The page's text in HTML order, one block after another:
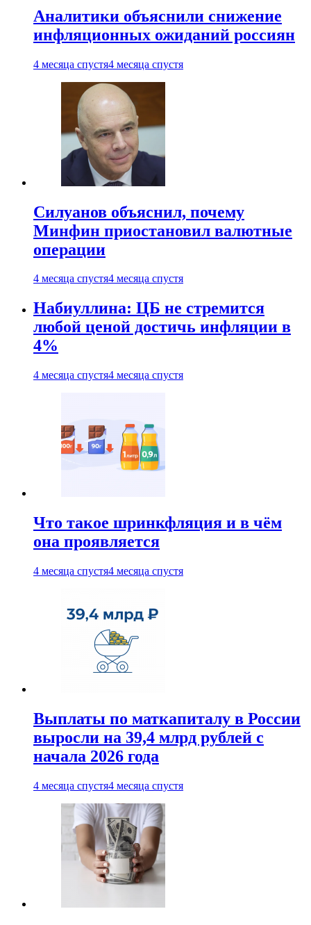
Аналитики объяснили снижение
инфляционных ожиданий россиян
4 месяца спустя4 месяца спустя
Силуанов объяснил, почему
Минфин приостановил валютные
операции
4 месяца спустя4 месяца спустя
Набиуллина: ЦБ не стремится
любой ценой достичь инфляции в
4%
4 месяца спустя4 месяца спустя
Что такое шринкфляция и в чём
она проявляется
4 месяца спустя4 месяца спустя
Выплаты по маткапиталу в России
выросли на 39,4 млрд рублей с
начала 2026 года
4 месяца спустя4 месяца спустя